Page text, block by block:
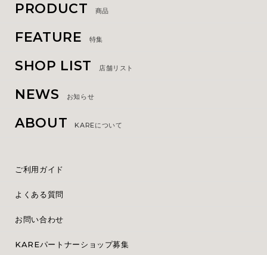
PRODUCT 商品
FEATURE 特集
SHOP LIST 店舗リスト
NEWS お知らせ
ABOUT KAREについて
ご利用ガイド
よくある質問
お問い合わせ
KAREパートナーショップ募集